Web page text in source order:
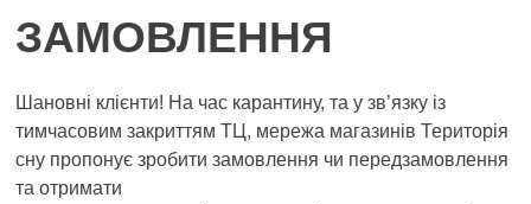
ЗАМОВЛЕННЯ
Шановні клієнти! На час карантину, та у зв’язку із
тимчасовим закриттям ТЦ, мережа магазинів Територія
сну пропонує зробити замовлення чи передзамовлення
та отримати